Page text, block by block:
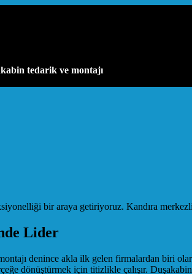
tedarik ve montajı
bir araya getiriyoruz. Kandıra merkezli
Lider
denince akla ilk gelen firmalardan biri
dönüştürmek için titizlikle çalışır.